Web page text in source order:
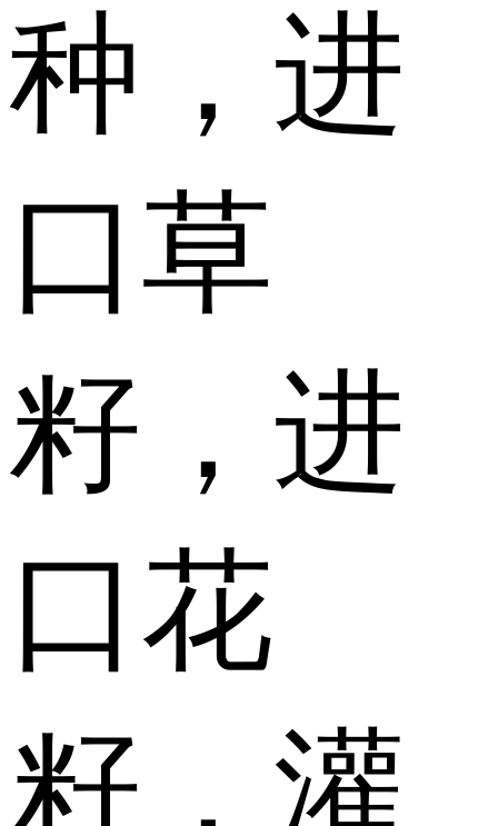
种，进
口草
籽，进
口花
籽，灌